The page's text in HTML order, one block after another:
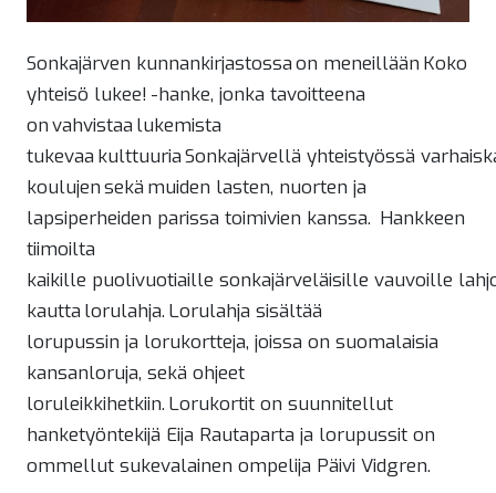
Sonkajärven kunnankirjastossa on meneillään Koko
yhteisö lukee! -hanke, jonka tavoitteena
on vahvistaa lukemista
tukevaa kulttuuria Sonkajärvellä yhteistyössä
koulujen sekä muiden lasten, nuorten ja
lapsiperheiden parissa toimivien kanssa. Hankkeen
tiimoilta
kaikille puolivuotiaille sonkajärveläisille vauvoille
kautta lorulahja. Lorulahja sisältää
lorupussin ja lorukortteja, joissa on suomalaisia
kansanloruja, sekä ohjeet
loruleikkihetkiin. Lorukortit on suunnitellut
hanketyöntekijä Eija Rautaparta ja lorupussit on
ommellut sukevalainen ompelija Päivi Vidgren.